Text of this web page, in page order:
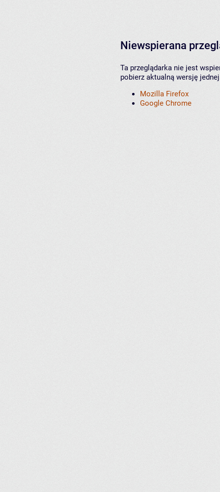
Niewspierana
Ta przeglądarka nie jest
pobierz aktualną wersję
Mozilla Firefox
Google Chrome